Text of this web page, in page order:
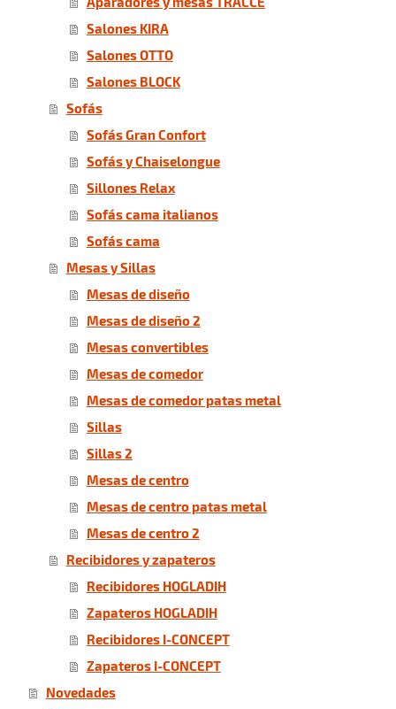
Salones KIRA
Salones OTTO
Salones BLOCK
Sofás
Sofás Gran Confort
Sofás y Chaiselongue
Sillones Relax
Sofás cama italianos
Sofás cama
Mesas y Sillas
Mesas de diseño
Mesas de diseño 2
Mesas convertibles
Mesas de comedor
Mesas de comedor patas metal
Sillas
Sillas 2
Mesas de centro
Mesas de centro patas metal
Mesas de centro 2
Recibidores y zapateros
Recibidores HOGLADIH
Zapateros HOGLADIH
Recibidores I-CONCEPT
Zapateros I-CONCEPT
Novedades